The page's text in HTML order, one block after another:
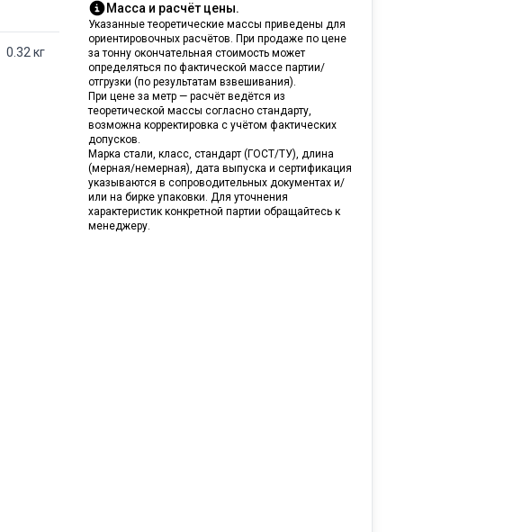
0.32 кг
Масса и расчёт цены.
Указанные теоретические массы приведены для
ориентировочных расчётов. При продаже по цене
за тонну окончательная стоимость может
определяться по фактической массе партии/
отгрузки (по результатам взвешивания).
При цене за метр — расчёт ведётся из
теоретической массы согласно стандарту,
возможна корректировка с учётом фактических
допусков.
Марка стали, класс, стандарт (ГОСТ/ТУ), длина
(мерная/немерная), дата выпуска и сертификация
указываются в сопроводительных документах и/
или на бирке упаковки. Для уточнения
характеристик конкретной партии обращайтесь к
менеджеру.